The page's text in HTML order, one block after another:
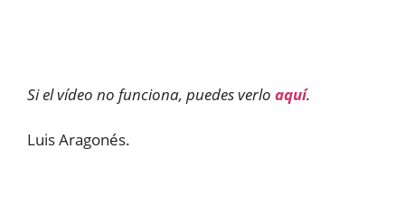
Si el vídeo no funciona, puedes verlo aquí.
Luis Aragonés.